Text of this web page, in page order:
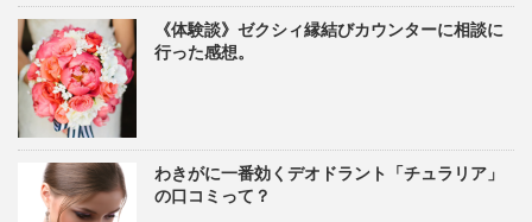
《体験談》ゼクシィ縁結びカウンターに相談に
行った感想。
わきがに一番効くデオドラント「チュラリア」
の口コミって？